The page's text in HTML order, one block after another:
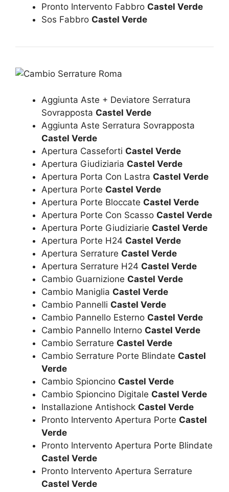
Pronto Intervento Fabbro Castel Verde
Sos Fabbro Castel Verde
Aggiunta Aste + Deviatore Serratura
Sovrapposta Castel Verde
Aggiunta Aste Serratura Sovrapposta
Castel Verde
Apertura Casseforti Castel Verde
Apertura Giudiziaria Castel Verde
Apertura Porta Con Lastra Castel Verde
Apertura Porte Castel Verde
Apertura Porte Bloccate Castel Verde
Apertura Porte Con Scasso Castel Verde
Apertura Porte Giudiziarie Castel Verde
Apertura Porte H24 Castel Verde
Apertura Serrature Castel Verde
Apertura Serrature H24 Castel Verde
Cambio Guarnizione Castel Verde
Cambio Maniglia Castel Verde
Cambio Pannelli Castel Verde
Cambio Pannello Esterno Castel Verde
Cambio Pannello Interno Castel Verde
Cambio Serrature Castel Verde
Cambio Serrature Porte Blindate Castel
Verde
Cambio Spioncino Castel Verde
Cambio Spioncino Digitale Castel Verde
Installazione Antishock Castel Verde
Pronto Intervento Apertura Porte Castel
Verde
Pronto Intervento Apertura Porte Blindate
Castel Verde
Pronto Intervento Apertura Serrature
Castel Verde